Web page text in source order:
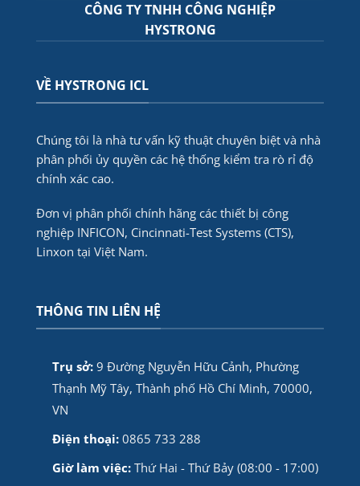
CÔNG TY TNHH CÔNG NGHIỆP
HYSTRONG
VỀ HYSTRONG ICL
Chúng tôi là nhà tư vấn kỹ thuật chuyên biệt và nhà
phân phối ủy quyền các hệ thống kiểm tra rò rỉ độ
chính xác cao.
Đơn vị phân phối chính hãng các thiết bị công
nghiệp INFICON, Cincinnati-Test Systems (CTS),
Linxon tại Việt Nam.
THÔNG TIN LIÊN HỆ
Trụ sở: 9 Đường Nguyễn Hữu Cảnh, Phường
Thạnh Mỹ Tây, Thành phố Hồ Chí Minh, 70000,
VN
Điện thoại:0865 733 288
Giờ làm việc:Thứ Hai - Thứ Bảy (08:00 - 17:00)